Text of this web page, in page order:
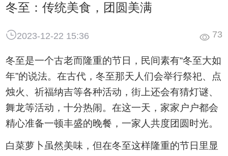
冬至：传统美食，团圆美满
2023-12-22 15:36 73
冬至是一个古老而隆重的节日，民间素有“冬至大如
年”的说法。在古代，冬至那天人们会举行祭祀、点
烛火、祈福纳吉等各种活动，街上还会有猜灯谜、
舞龙等活动，十分热闹。在这一天，家家户户都会
精心准备一顿丰盛的晚餐，一家人共度团圆时光。
白菜萝卜虽然美味，但在冬至这样隆重的节日里显